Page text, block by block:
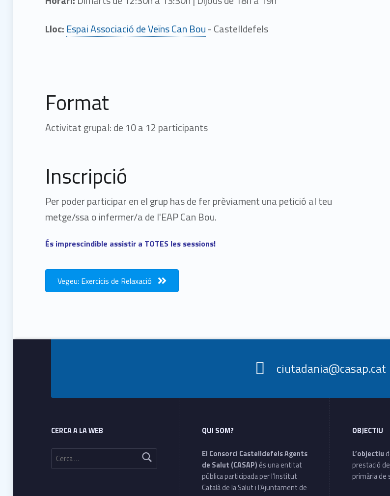
Lloc: Espai Associació de Veïns Can Bou- Castelldefels
Format
Activitat grupal: de 10 a 12 participants
Inscripció
Per poder participar en el grup has de fer prèviament una petició al teu
metge/ssa o infermer/a de l'EAP Can Bou.
És imprescindible assistir a TOTES les sessions!
Vegeu: Exercicis de Relaxació
Skip back to main navigation Footer info sidebar
ciutadania@casap.cat
Footer sidebar
CERCA A LA WEB
Cerca:
QUI SOM?
El Consorci Castelldefels Agents
de Salut (CASAP) és una entitat
pública participada per l’Institut
Català de la Salut i l’Ajuntament de
OBJECTIU
L’objectiu
prestació
primària de